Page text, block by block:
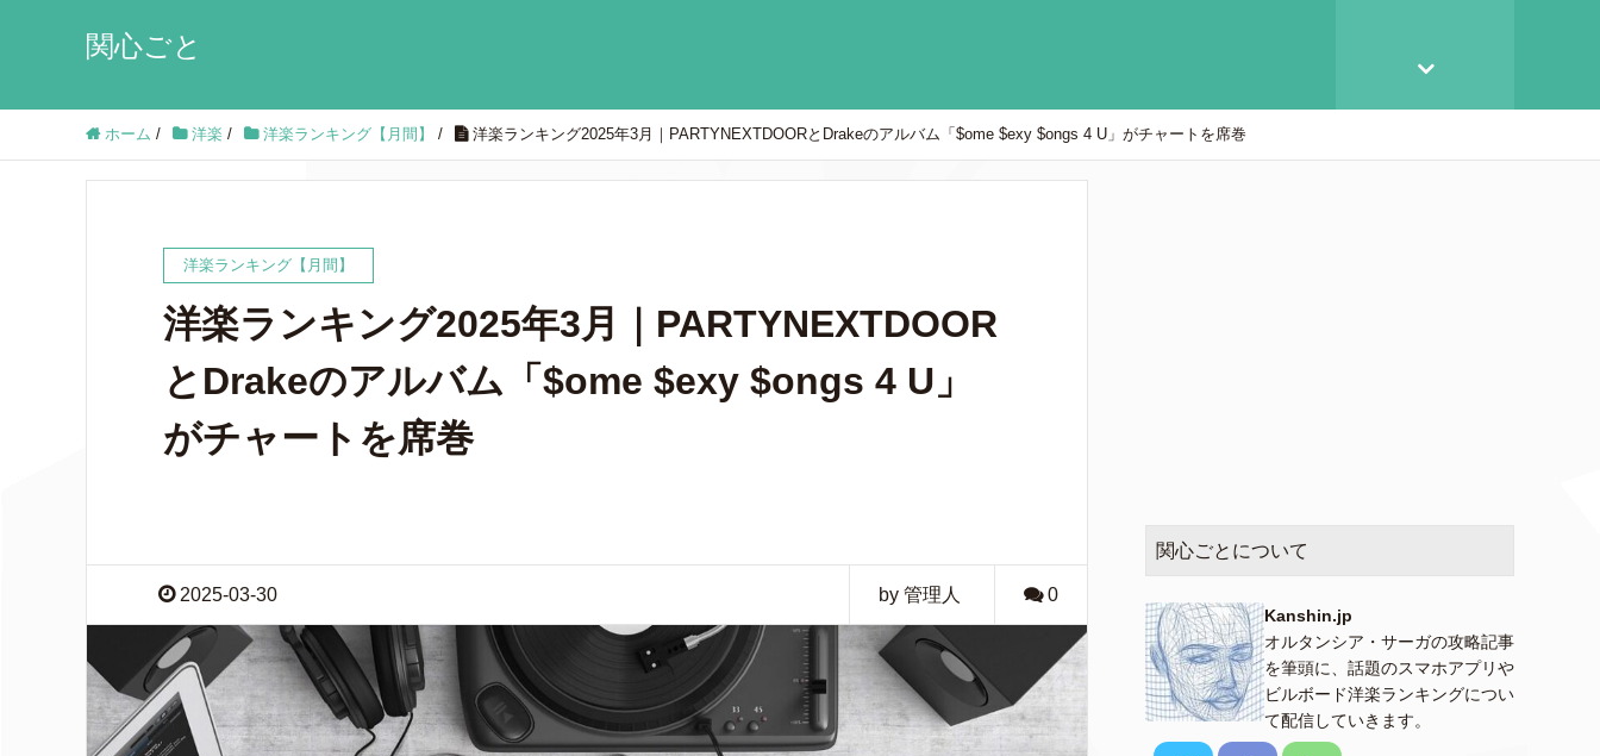
関心ごと
ホーム / 洋楽 / 洋楽ランキング【月間】 / 洋楽ランキング2025年3月｜PARTYNEXTDOORとDrakeのアルバム「$ome $exy $ongs 4 U」がチャートを席巻
洋楽ランキング【月間】
洋楽ランキング2025年3月｜PARTYNEXTDOOR
とDrakeのアルバム「$ome $exy $ongs 4 U」
がチャートを席巻
2025-03-30 by 管理人 0
関心ごとについて
Kanshin.jp
オルタンシア・サーガの攻略記事
を筆頭に、話題のスマホアプリや
ビルボード洋楽ランキングについ
て配信していきます。